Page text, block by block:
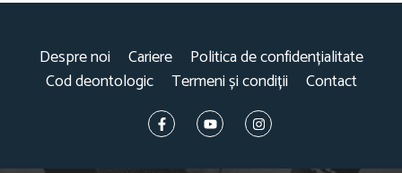
Despre noi Cariere
Politica de confidențialitate
Cod deontologic
Termeni și condiții Contact